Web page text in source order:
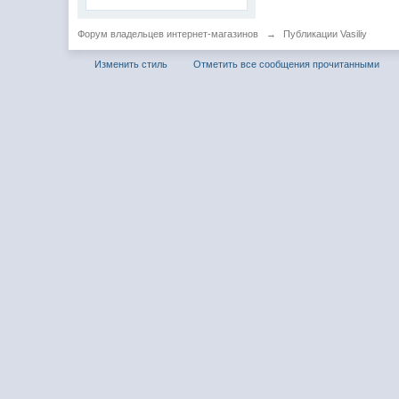
Форум владельцев интернет-магазинов → Публикации Vasiliy
Изменить стиль Отметить все сообщения прочитанными